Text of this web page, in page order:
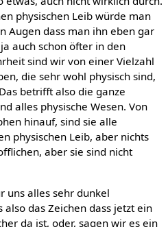
physischen Leib würde man
Augen dass man ihn eben gar
auch schon öfter in den
sind wir von einer Vielzahl
die sehr wohl physisch sind,
betrifft also die ganze
alles physische Wesen. Von
hinauf, sind sie alle
physischen Leib, aber nichts
aber sie sind nicht
uns alles sehr dunkel
das Zeichen dass jetzt ein
da ist, oder, sagen wir es ein